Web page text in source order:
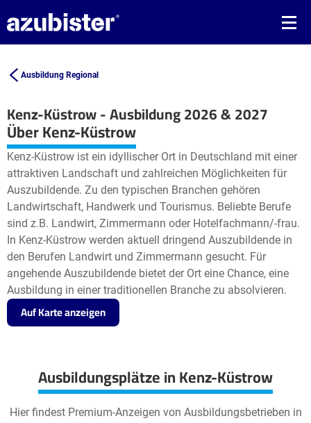
Ausbildung Regional
Kenz-Küstrow - Ausbildung 2026 & 2027
+
−
Leaflet| ©OpenStreetMap2contributors
Über Kenz-Küstrow
Kenz-Küstrow ist ein idyllischer Ort in Deutschland mit einer
attraktiven Landschaft und zahlreichen Möglichkeiten für
Auszubildende. Zu den typischen Branchen gehören
Landwirtschaft, Handwerk und Tourismus. Beliebte Berufe
sind z.B. Landwirt, Zimmermann oder Hotelfachmann/-frau.
In Kenz-Küstrow werden aktuell dringend Auszubildende in
den Berufen Landwirt und Zimmermann gesucht. Für
angehende Auszubildende bietet der Ort eine Chance, eine
Ausbildung in einer traditionellen Branche zu absolvieren.
Auf Karte anzeigen
Ausbildungsplätze in Kenz-Küstrow
Hier findest Premium-Anzeigen von Ausbildungsbetrieben in